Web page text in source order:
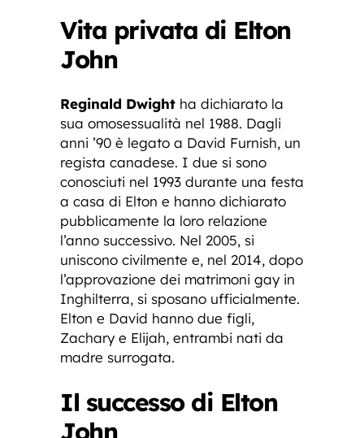
Vita privata di Elton
John
Reginald Dwight ha dichiarato la
sua omosessualità nel 1988. Dagli
anni ’90 è legato a David Furnish, un
regista canadese. I due si sono
conosciuti nel 1993 durante una festa
a casa di Elton e hanno dichiarato
pubblicamente la loro relazione
l’anno successivo. Nel 2005, si
uniscono civilmente e, nel 2014, dopo
l’approvazione dei matrimoni gay in
Inghilterra, si sposano ufficialmente.
Elton e David hanno due figli,
Zachary e Elijah, entrambi nati da
madre surrogata.
Il successo di Elton
John